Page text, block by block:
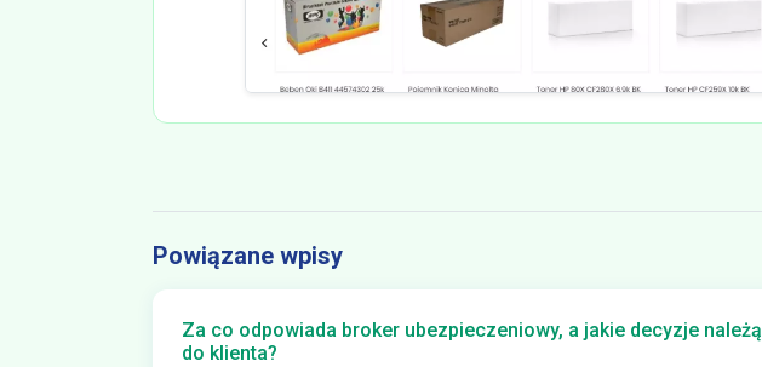
Powiązane wpisy
Za co odpowiada broker ubezpieczeniowy, a jakie decyzje należą
do klienta?